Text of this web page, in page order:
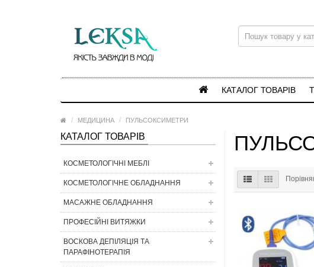
КАТАЛОГ ТОВАРІВ
МЕДИЦИНА ПУЛЬСОКСИМЕТРИ
КАТАЛОГ ТОВАРІВ
КОСМЕТОЛОГІЧНІ МЕБЛІ
КОСМЕТОЛОГІЧНЕ ОБЛАДНАННЯ
МАСАЖНЕ ОБЛАДНАННЯ
ПРОФЕСІЙНІ ВИТЯЖКИ
ВОСКОВА ДЕПІЛЯЦІЯ ТА
ПАРАФІНОТЕРАПІЯ